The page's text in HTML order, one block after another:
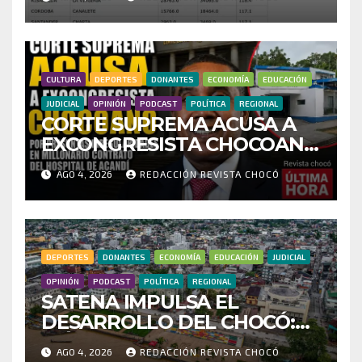
CENSO ELECTORAL Y PIDE
INVESTIGAR PRESUNTO
FRAUDE
CULTURA DEPORTES DONANTES ECONOMÍA EDUCACIÓN
JUDICIAL OPINIÓN PODCAST POLÍTICA REGIONAL
CORTE SUPREMA ACUSA A
EXCONGRESISTA CHOCOANO
POR PRESUNTAS
IRREGULARIDADES EN
MILLONARIO CONTRATO
DEL HOSPITAL DE ACANDÍ
AGO 4, 2026 REDACCIÓN REVISTA CHOCÓ
DEPORTES DONANTES ECONOMÍA EDUCACIÓN JUDICIAL
OPINIÓN PODCAST POLÍTICA REGIONAL
SATENA IMPULSA EL
DESARROLLO DEL CHOCÓ:
MÁS DE 35 MIL PASAJEROS
AGO 4, 2026 REDACCIÓN REVISTA CHOCÓ